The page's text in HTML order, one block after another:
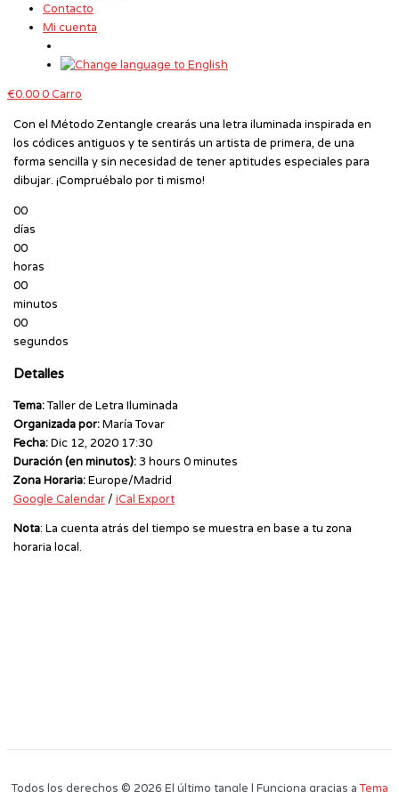
Contacto
Mi cuenta
€0.000Carro
Con el Método Zentangle crearás una letra iluminada inspirada en
los códices antiguos y te sentirás un artista de primera, de una
forma sencilla y sin necesidad de tener aptitudes especiales para
dibujar. ¡Compruébalo por ti mismo!
00
días
00
horas
00
minutos
00
segundos
Detalles
Tema:Taller de Letra Iluminada
Organizada por:María Tovar
Fecha:Dic 12, 2020 17:30
Duración (en minutos):3 hours 0 minutes
Zona Horaria:Europe/Madrid
Google Calendar/ iCal Export
Nota: La cuenta atrás del tiempo se muestra en base a tu zona
horaria local.
Todos los derechos © 2026 El último tangle | Funciona gracias aTema